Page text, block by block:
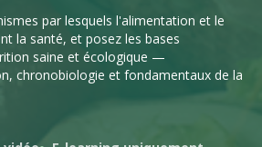
par lesquels l'alimentation et le
la santé, et posez les bases
saine et écologique —
chronobiologie et fondamentaux de la